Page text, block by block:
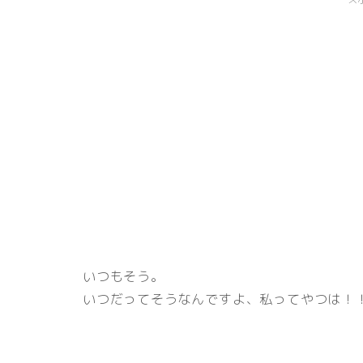
いつもそう。
いつだってそうなんですよ、私ってやつは！